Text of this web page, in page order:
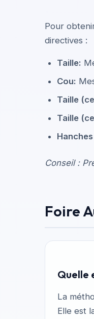
Pour
directives :
Taille:
Cou:
Taille
Taille
Hanches
Conseil :
Foire
Quelle
La
Elle est